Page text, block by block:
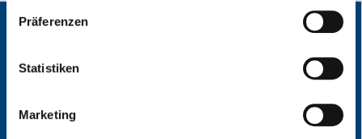
Präferenzen
Statistiken
Marketing